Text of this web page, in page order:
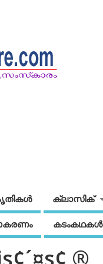
ക്ലാസിക്
കടംകഥകള്‍